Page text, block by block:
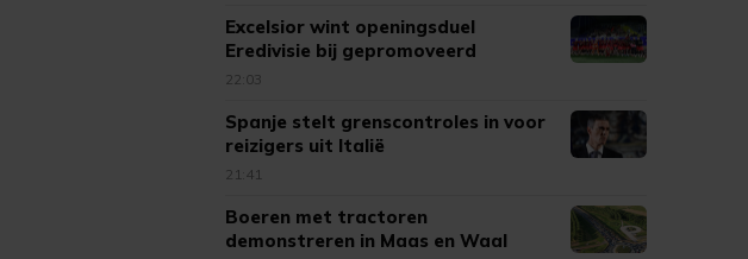
Excelsior wint openingsduel
Eredivisie bij gepromoveerd
Cambuur
22:03
Spanje stelt grenscontroles in voor
reizigers uit Italië
21:41
Boeren met tractoren
demonstreren in Maas en Waal